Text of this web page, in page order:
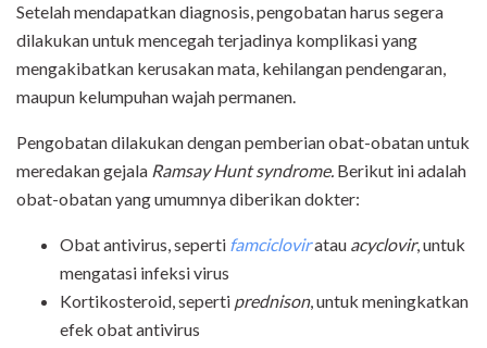
Setelah mendapatkan diagnosis, pengobatan harus segera
dilakukan untuk mencegah terjadinya komplikasi yang
mengakibatkan kerusakan mata, kehilangan pendengaran,
maupun kelumpuhan wajah permanen.
Pengobatan dilakukan dengan pemberian obat-obatan untuk
meredakan gejala Ramsay Hunt syndrome. Berikut ini adalah
obat-obatan yang umumnya diberikan dokter:
Obat antivirus, seperti famcicloviratau acyclovir, untuk
mengatasi infeksi virus
Kortikosteroid, seperti prednison, untuk meningkatkan
efek obat antivirus